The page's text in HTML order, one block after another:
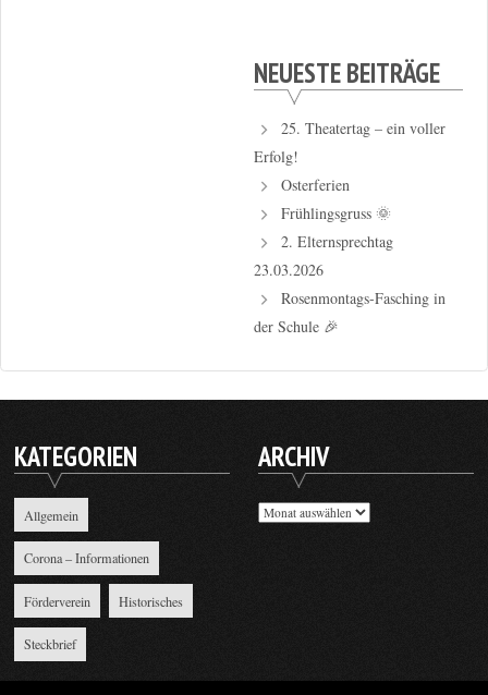
NEUESTE BEITRÄGE
25. Theatertag – ein voller
Erfolg!
Osterferien
Frühlingsgruss 🌞
2. Elternsprechtag
23.03.2026
Rosenmontags-Fasching in
der Schule 🎉
KATEGORIEN
Allgemein
Corona – Informationen
Förderverein Historisches
Steckbrief
ARCHIV
Archiv